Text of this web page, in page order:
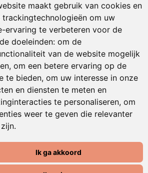
maakt gebruik van cookies en
trackingtechnologieën om uw
ervaring te verbeteren voor de
doeleinden: om de
van de website mogelijk
, om een betere ervaring op de
te bieden, om uw interesse in onze
en diensten te meten en
te personaliseren, om
weer te geven die relevanter
.
Ik ga akkoord